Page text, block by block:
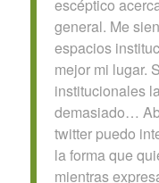
escéptico
general. Me
espacios
mejor mi lugar.
institucionales
demasiado…
twitterpuedo
la forma que
mientras